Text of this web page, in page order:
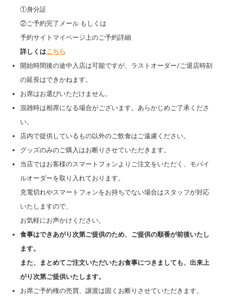
①身分証
②ご予約完了メール もしくは
予約サイトマイページ上のご予約詳細
詳しくはこちら
開始時間後の途中入店は可能ですが、ラストオーダー/ご退店時刻
の延長はできかねます。
お席はお選びいただけません。
混雑時は相席になる場合がございます。あらかじめご了承くださ
い。
店内で提供しているもの以外のご飲食はご遠慮ください。
グッズのみのご購入はお断りさせていただきます。
当店ではお客様のスマートフォンよりご注文をいただく、モバイ
ルオーダーを取り入れております。
充電切れやスマートフォンをお持ちでない場合はスタッフが対応
いたしますので、
お気軽にお声かけください。
食事はできあがり次第ご提供のため、ご提供の順番が前後いたし
ます。
また、まとめてご注文いただいたお食事につきましても、出来上
がり次第ご提供いたします。
お席ご予約権の売買、譲渡は固くお断りさせていただきます。